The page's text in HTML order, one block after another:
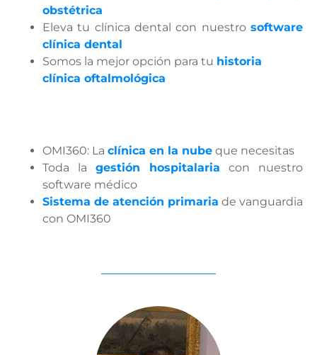
obstétrica
Eleva tu clínica dental con nuestro software
clínica dental
Somos la mejor opción para tu historia
clínica oftalmológica
OMI360: La clínica en la nube que necesitas
Toda la gestión hospitalaria con nuestro
software médico
Sistema de atención primaria de vanguardia
con OMI360